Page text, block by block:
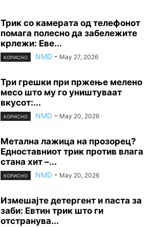
Трик со камерата од телефонот
помага полесно да забележите
крлежи: Еве...
КОРИСНО NMD - May 27, 2026
Три грешки при пржење мелено
месо што му го уништуваат
вкусот:...
КОРИСНО NMD - May 20, 2026
Метална лажица на прозорец?
Едноставниот трик против влага
стана хит –...
КОРИСНО NMD - May 20, 2026
Измешајте детергент и паста за
заби: Евтин трик што ги
отстранува...